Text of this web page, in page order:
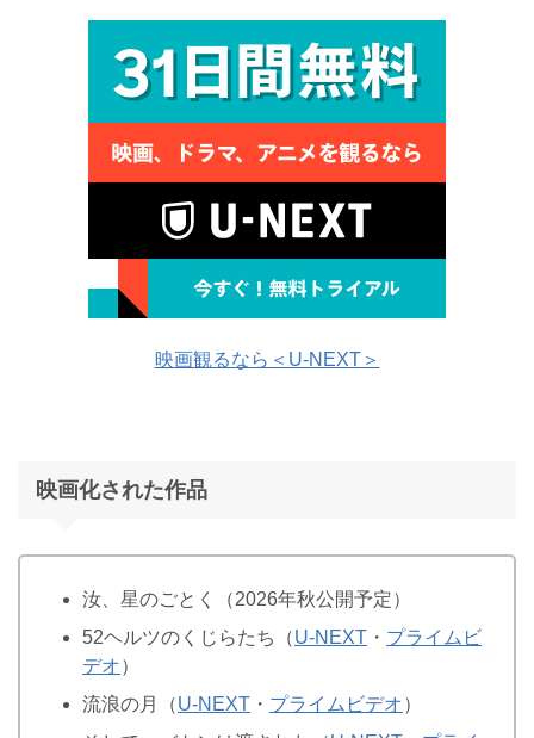
映画観るなら＜U-NEXT＞
映画化された作品
汝、星のごとく（2026年秋公開予定）
52ヘルツのくじらたち（U-NEXT ・ プライムビ
デオ）
流浪の月（U-NEXT ・ プライムビデオ）